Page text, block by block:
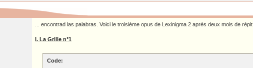
... encontrad las palabras. Voici le troisième opus de Lexinigma 2 après deux mois de répit.
I. La Grille n°1
Code: